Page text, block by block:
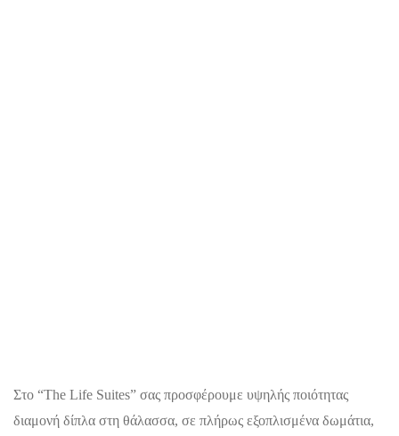
Στο “The Life Suites” σας προσφέρουμε υψηλής ποιότητας
διαμονή δίπλα στη θάλασσα, σε πλήρως εξοπλισμένα δωμάτια,